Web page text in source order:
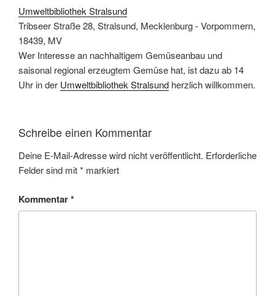
Umweltbibliothek Stralsund
Tribseer Straße 28, Stralsund, Mecklenburg - Vorpommern,
18439, MV
Wer Interesse an nachhaltigem Gemüseanbau und
saisonal regional erzeugtem Gemüse hat, ist dazu ab 14
Uhr in der Umweltbibliothek Stralsund herzlich willkommen.
Schreibe einen Kommentar
Deine E-Mail-Adresse wird nicht veröffentlicht. Erforderliche
Felder sind mit* markiert
Kommentar*